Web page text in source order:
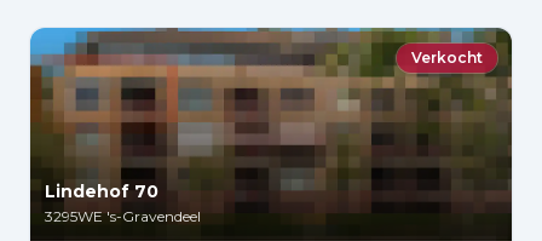
Verkocht
Lindehof 70
3295WE 's-Gravendeel